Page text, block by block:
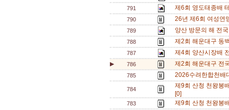
791 제6회 영도태종배
790 26년 제6회 여성연
789 양산 방문의 해 전
788 제2회 해운대구 동
787 제4회 양산시장배
▶ 786 제2회 해운대구 전
785 2026수려한합천
784
제9회 산청 천왕봉
[0]
783 제9회 산청 천왕봉